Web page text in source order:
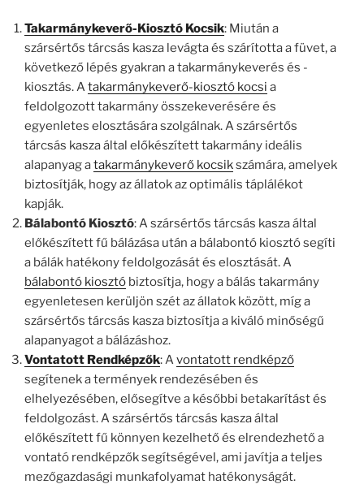
Takarmánykeverő-Kiosztó Kocsik: Miután a
szársértős tárcsás kasza levágta és szárította a füvet, a
következő lépés gyakran a takarmánykeverés és -
kiosztás. Atakarmánykeverő-kiosztó kocsi a
feldolgozott takarmány összekeverésére és
egyenletes elosztására szolgálnak. A szársértős
tárcsás kasza által előkészített takarmány ideális
alapanyag atakarmánykeverő kocsikszámára, amelyek
biztosítják, hogy az állatok az optimális táplálékot
kapják.
Bálabontó Kiosztó: A szársértős tárcsás kasza által
előkészített fű bálázása után a bálabontó kiosztó segíti
a bálák hatékony feldolgozását és elosztását. A
bálabontó kiosztó biztosítja, hogy a bálás takarmány
egyenletesen kerüljön szét az állatok között, míg a
szársértős tárcsás kasza biztosítja a kiváló minőségű
alapanyagot a bálázáshoz.
Vontatott Rendképzők: Avontatott rendképző
segítenek a termények rendezésében és
elhelyezésében, elősegítve a későbbi betakarítást és
feldolgozást. A szársértős tárcsás kasza által
előkészített fű könnyen kezelhető és elrendezhető a
vontató rendképzők segítségével, ami javítja a teljes
mezőgazdasági munkafolyamat hatékonyságát.